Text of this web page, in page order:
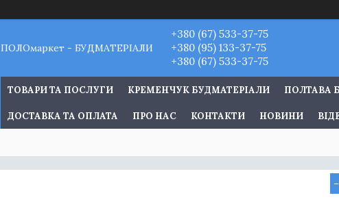
ПОЛОмаркет - БУДМАТЕРІАЛИ
+380 (67) 533-37-75
+380 (95) 133-37-75
+380 (67) 533-37-75
ТОВАРИ ТА ПОСЛУГИ КРЕМЕНЧУК БУДМАТЕРІАЛИ ПОЛТАВА
ДОСТАВКА ТА ОПЛАТА ПРО НАС КОНТАКТИ НОВИНИ